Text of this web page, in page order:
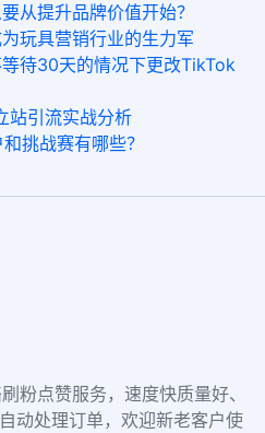
从提升品牌价值开始？
玩具营销行业的生力军
待30天的情况下更改TikTok
站引流实战分析
挑战赛有哪些？
粉点赞服务，速度快质量好、
动处理订单，欢迎新老客户使